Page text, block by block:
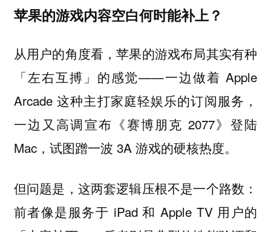
苹果的游戏内容空白何时能补上？
从用户的角度看，苹果的游戏布局其实有种
「左右互搏」的感觉——一边做着 Apple
Arcade 这种主打家庭轻娱乐的订阅服务，
一边又高调宣布《赛博朋克 2077》登陆
Mac，试图蹭一波 3A 游戏的硬核热度。
但问题是，这两套逻辑压根不是一个路数：
前者像是服务于 iPad 和 Apple TV 用户的